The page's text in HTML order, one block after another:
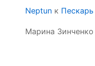
Neptun к
Марина Зинченко